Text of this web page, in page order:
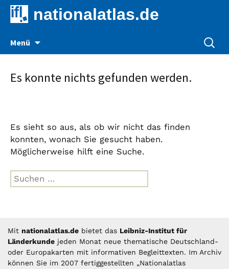
nationalatlas.de
Menü
Suche
nach:
Es konnte nichts gefunden werden.
Es sieht so aus, als ob wir nicht das finden
konnten, wonach Sie gesucht haben.
Möglicherweise hilft eine Suche.
Suche
nach:
Mit nationalatlas.de bietet das Leibniz-Institut für
Länderkunde jeden Monat neue thematische Deutschland-
oder Europakarten mit informativen Begleittexten. Im Archiv
können Sie im 2007 fertiggestellten „Nationalatlas